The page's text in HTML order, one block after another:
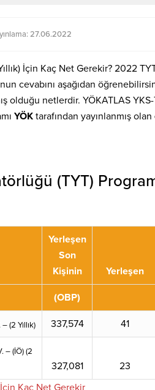
27.06.2022
İçin Kaç Net Gerekir? 2022
cevabını aşağıdan
olduğu netlerdir. YÖKATLAS
YÖK tarafından yayınlanmış olan
(TYT)
Yerleşen
Son
Kişinin
Yerleşen
(OBP)
(2 Yıllık) 337,574 41
– (İÖ) (2
327,081 23